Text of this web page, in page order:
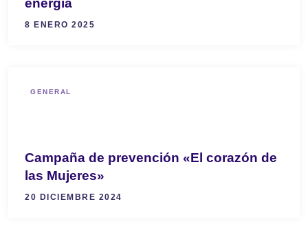
energía
8 ENERO 2025
GENERAL
Campaña de prevención «El corazón de
las Mujeres»
20 DICIEMBRE 2024